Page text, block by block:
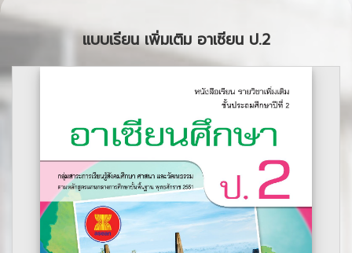
แบบเรียน เพิ่มเติม อาเซียน ป.2
Previous